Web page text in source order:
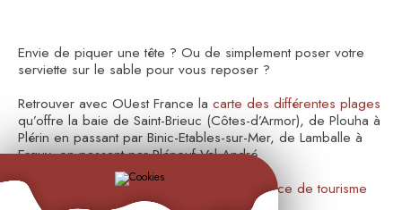
Envie de piquer une tête ? Ou de simplement poser votre
serviette sur le sable pour vous reposer ?
Retrouver avec OUest France la carte des différentes plages
qu’offre la baie de Saint-Brieuc (Côtes-d’Armor), de Plouha à
Plérin en passant par Binic-Etables-sur-Mer, de Lamballe à
Erquy, en passant par Pléneuf-Val-André.
Rendez vous également sur le site de l'
office de tourisme
Cap d'Erquy Val Andre